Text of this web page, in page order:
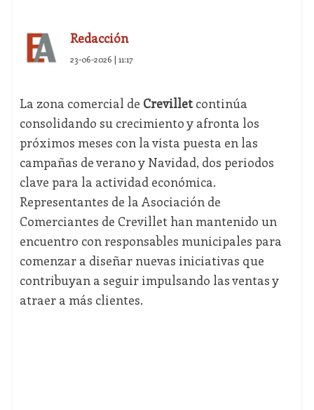
Redacción
23-06-2026 | 11:17
La zona comercial de Crevilletcontinúa
consolidando su crecimiento y afronta los
próximos meses con la vista puesta en las
campañas de verano y Navidad, dos periodos
clave para la actividad económica.
Representantes de la Asociación de
Comerciantes de Crevillet han mantenido un
encuentro con responsables municipales para
comenzar a diseñar nuevas iniciativas que
contribuyan a seguir impulsando las ventas y
atraer a más clientes.